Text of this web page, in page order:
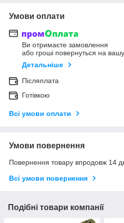
Умови оплати
Ви отримаєте замовлення
або гроші повернуться на
Детальніше
Післяплата
Готівкою
Всі умови оплати
Умови повернення
Повернення товару впродовж 14
Всі умови повернення
Подібні товари компанії